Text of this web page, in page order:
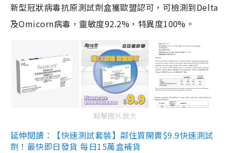
新型冠狀病毒抗原測試劑盒獲歐盟認可，可檢測到Delta
及Omicorn病毒，靈敏度92.2%，特異度100%。
點擊圖片放大
延伸閱讀：【快速測試套裝】鄰住買開賣$9.9快速測試
劑！最快即日發貨 每日15萬盒補貨